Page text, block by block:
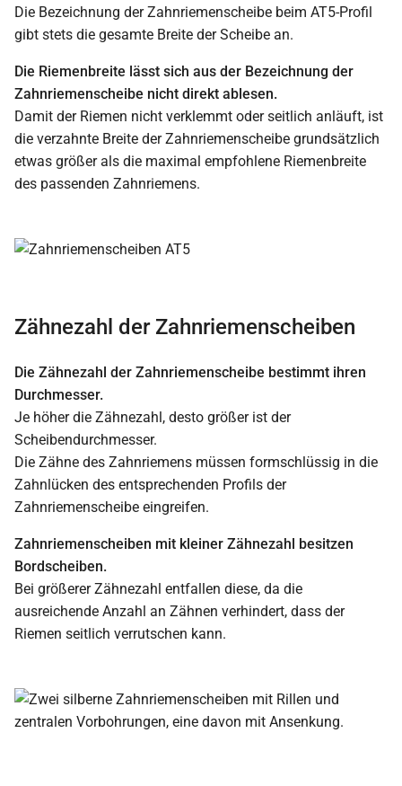
Die Bezeichnung der Zahnriemenscheibe beim AT5-Profil
gibt stets die gesamte Breite der Scheibe an.
Die Riemenbreite lässt sich aus der Bezeichnung der
Zahnriemenscheibe nicht direkt ablesen.
Damit der Riemen nicht verklemmt oder seitlich anläuft, ist
die verzahnte Breite der Zahnriemenscheibe grundsätzlich
etwas größer als die maximal empfohlene Riemenbreite
des passenden Zahnriemens.
Zähnezahl der Zahnriemenscheiben
Die Zähnezahl der Zahnriemenscheibe bestimmt ihren
Durchmesser.
Je höher die Zähnezahl, desto größer ist der
Scheibendurchmesser.
Die Zähne des Zahnriemens müssen formschlüssig in die
Zahnlücken des entsprechenden Profils der
Zahnriemenscheibe eingreifen.
Zahnriemenscheiben mit kleiner Zähnezahl besitzen
Bordscheiben.
Bei größerer Zähnezahl entfallen diese, da die
ausreichende Anzahl an Zähnen verhindert, dass der
Riemen seitlich verrutschen kann.